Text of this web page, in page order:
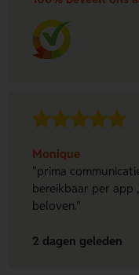
Monique
"prima
bereikbaar per app
beloven."
2 dagen geleden